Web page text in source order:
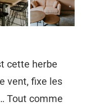
cette herbe
vent, fixe les
Tout comme